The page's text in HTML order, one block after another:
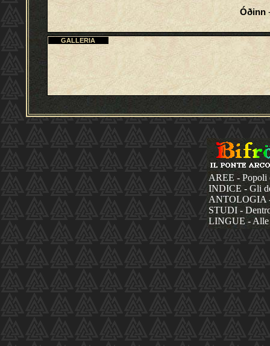
Óðinn
GALLERIA
AREE - Popoli
INDICE - Gli
ANTOLOGIA
STUDI -
LINGUE - Alle